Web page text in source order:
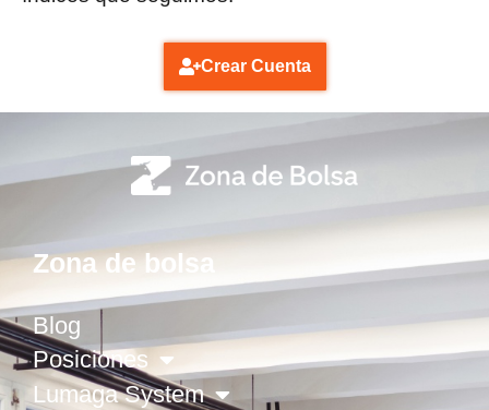
Crear Cuenta
Zona de bolsa
Blog
Posiciones
Lumaga System